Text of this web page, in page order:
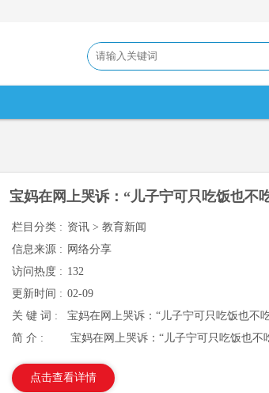
宝妈在网上哭诉：“儿子宁可只吃饭也不
栏目分类 : 资讯 > 教育新闻
信息来源 : 网络分享
访问热度 : 132
更新时间 : 02-09
关 键 词 :
宝妈在网上哭诉：“儿子宁可只吃饭也不
简 介 :
宝妈在网上哭诉：“儿子宁可只吃饭也不
点击查看详情